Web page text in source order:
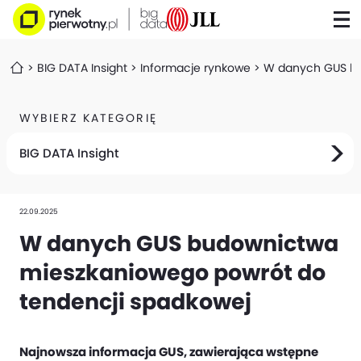
BIG DATA Insight Informacje rynkowe W danych GUS
WYBIERZ KATEGORIĘ
BIG DATA Insight
22.09.2025
W danych GUS budownictwa
mieszkaniowego powrót do
tendencji spadkowej
Najnowsza informacja GUS, zawierająca wstępne